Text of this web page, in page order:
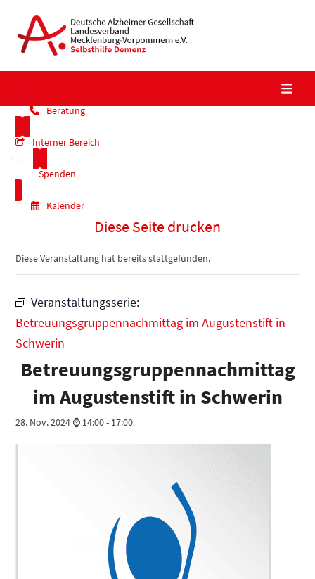
content
Beratung
Interner Bereich
Spenden
Kalender
Diese Seite drucken
Diese Veranstaltung hat bereits stattgefunden.
Veranstaltungsserie:
Betreuungsgruppennachmittag im Augustenstift in
Schwerin
Betreuungsgruppennachmittag
im Augustenstift in Schwerin
28. Nov. 2024 ⌚ 14:00- 17:00